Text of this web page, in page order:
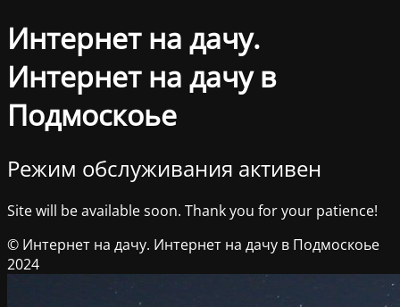
Интернет на дачу.
Интернет на дачу в
Подмоскоье
Режим обслуживания активен
Site will be available soon. Thank you for your patience!
© Интернет на дачу. Интернет на дачу в Подмоскоье
2024